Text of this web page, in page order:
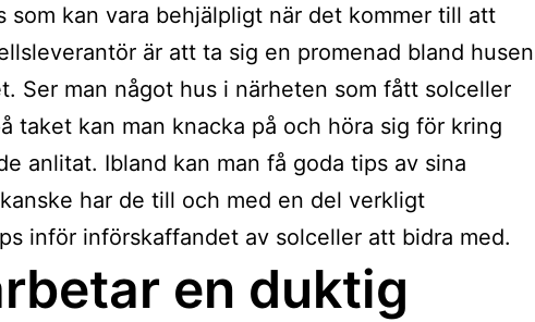
som kan vara behjälpligt när det kommer till att
är att ta sig en promenad bland husen
Ser man något hus i närheten som fått solceller
taket kan man knacka på och höra sig för kring
anlitat. Ibland kan man få goda tips av sina
har de till och med en del verkligt
inför införskaffandet av solceller att bidra med.
en duktig